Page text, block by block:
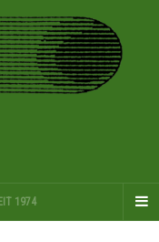
1974